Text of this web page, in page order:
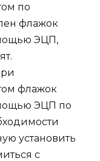
по
флажок
ЭЦП,
флажок
ЭЦП по
установить
с